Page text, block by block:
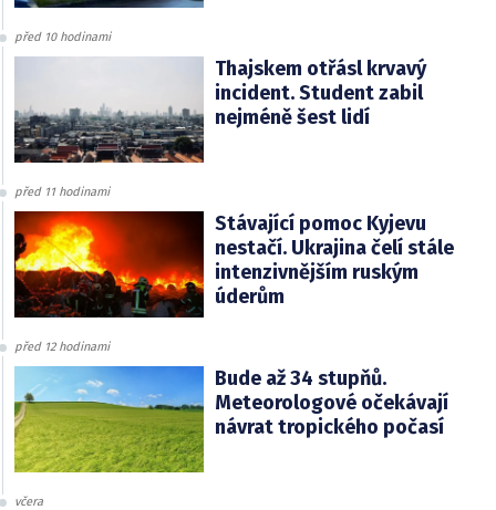
před 10 hodinami
Thajskem otřásl krvavý
incident. Student zabil
nejméně šest lidí
před 11 hodinami
Stávající pomoc Kyjevu
nestačí. Ukrajina čelí stále
intenzivnějším ruským
úderům
před 12 hodinami
Bude až 34 stupňů.
Meteorologové očekávají
návrat tropického počasí
včera